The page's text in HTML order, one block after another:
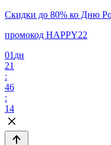
Скидки до 80% ко Дню
промокод HAPPY22
01 дн
21
:
46
:
14